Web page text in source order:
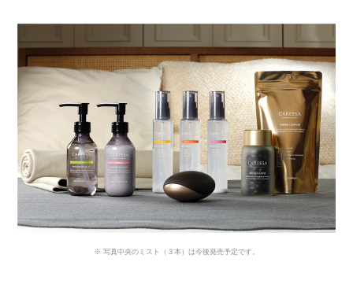
※ 写真中央のミスト（３本）は今後発売予定です。